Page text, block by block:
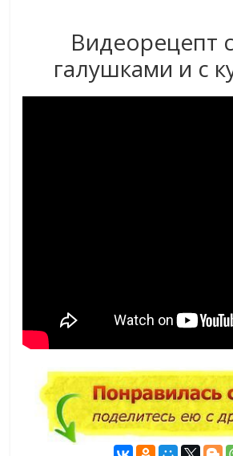
Видеорецепт
галушками и с